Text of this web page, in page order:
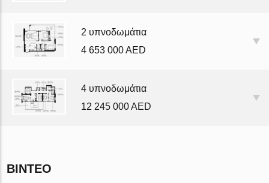
2 υπνοδωμάτια
4 653 000 AED
4 υπνοδωμάτια
12 245 000 AED
ΒΊΝΤΕΟ